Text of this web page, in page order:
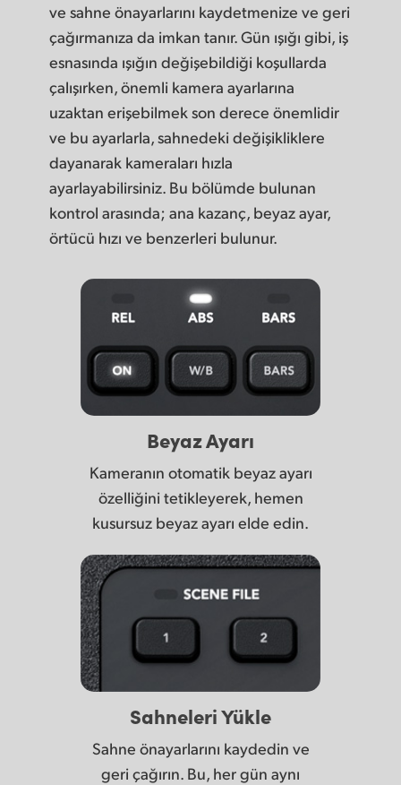
ve sahne önayarlarını kaydetmenize ve geri
çağırmanıza da imkan tanır. Gün ışığı gibi, iş
esnasında ışığın değişebildiği koşullarda
çalışırken, önemli kamera ayarlarına
uzaktan erişebilmek son derece önemlidir
ve bu ayarlarla, sahnedeki değişikliklere
dayanarak kameraları hızla
ayarlayabilirsiniz. Bu bölümde bulunan
kontrol arasında; ana kazanç, beyaz ayar,
örtücü hızı ve benzerleri bulunur.
Beyaz Ayarı
Kameranın otomatik beyaz ayarı
özelliğini tetikleyerek, hemen
kusursuz beyaz ayarı elde edin.
Sahneleri Yükle
Sahne önayarlarını kaydedin ve
geri çağırın. Bu, her gün aynı